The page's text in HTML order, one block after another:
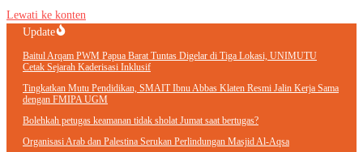
Lewati ke konten
Update
Baitul Arqam PWM Papua Barat Tuntas Digelar di Tiga Lokasi, UNIMUTU
Cetak Sejarah Kaderisasi Inklusif
Tingkatkan Mutu Pendidikan, SMAIT Ibnu Abbas Klaten Resmi Jalin Kerja Sama
dengan FMIPA UGM
Bolehkah petugas keamanan tidak sholat Jumat saat bertugas?
Organisasi Arab dan Palestina Serukan Perlindungan Masjid Al-Aqsa